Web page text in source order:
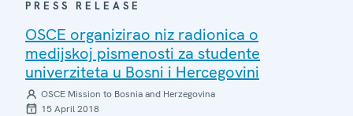
PRESS RELEASE
OSCE organizirao niz radionica o
medijskoj pismenosti za studente
univerziteta u Bosni i Hercegovini
OSCE Mission to Bosnia and Herzegovina
15 April 2018